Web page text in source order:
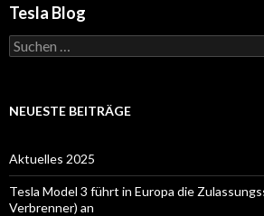
Tesla Blog
Suchen
nach:
NEUESTE BEITRÄGE
Aktuelles 2025
Tesla Model 3 führt in Europa die
Verbrenner) an